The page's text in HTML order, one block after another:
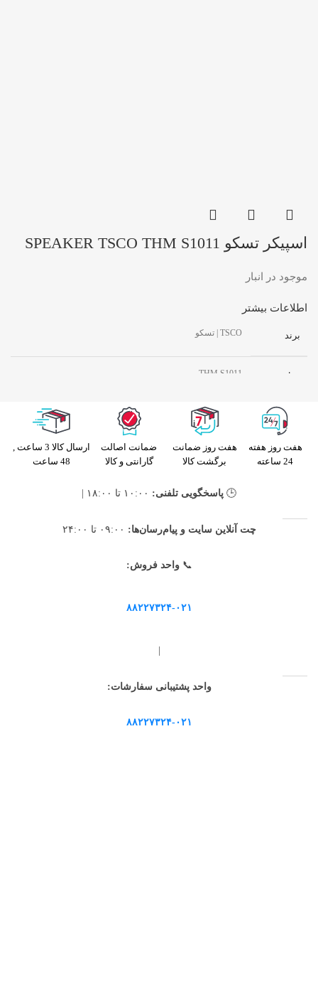
اسپیکر تسکو SPEAKER TSCO THM S1011
موجود در انبار
اطلاعات بیشتر
برند TSCO | تسکو
مدل THM S1011
نوع اتصال بلوتوثی
وزن 10 کیلو گرم
مشکی
تضمین اصالت کالا اروجینال + گارانتی اصلی توسن سیستم
هفت روز هفته
24 ساعته
هفت روز ضمانت
برگشت کالا
ضمانت اصالت
گارانتی و کالا
ارسال کالا 3 ساعت ,
48 ساعت
🕒 پاسخگویی تلفنی:
چت آنلاین سایت و پیام‌رسان‌ها:
📞واحد فروش:
۸۸۲۲۷۳۲۴-۰۲۱
|
واحد پشتیبانی سفارشات:
۸۸۲۲۷۳۲۴-۰۲۱